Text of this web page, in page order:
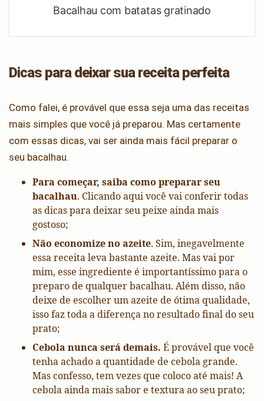
Bacalhau com batatas gratinado
Dicas para deixar sua receita perfeita
Como falei, é provável que essa seja uma das receitas
mais simples que você já preparou. Mas certamente
com essas dicas, vai ser ainda mais fácil preparar o
seu bacalhau.
Para começar, saiba como preparar seu
bacalhau. Clicando aqui você vai conferir todas
as dicas para deixar seu peixe ainda mais
gostoso;
Não economize no azeite. Sim, inegavelmente
essa receita leva bastante azeite. Mas vai por
mim, esse ingrediente é importantíssimo para o
preparo de qualquer bacalhau. Além disso, não
deixe de escolher um azeite de ótima qualidade,
isso faz toda a diferença no resultado final do seu
prato;
Cebola nunca será demais. É provável que você
tenha achado a quantidade de cebola grande.
Mas confesso, tem vezes que coloco até mais! A
cebola ainda mais sabor e textura ao seu prato;